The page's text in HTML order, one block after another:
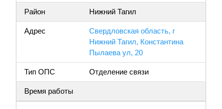
Район Нижний Тагил
Адрес
Свердловская область, г
Нижний Тагил, Константина
Пылаева ул, 20
Тип ОПС Отделение связи
Время работы